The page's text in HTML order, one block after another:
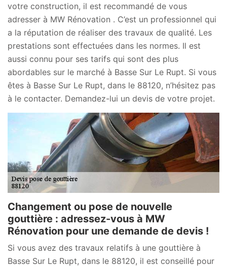
votre construction, il est recommandé de vous
adresser à MW Rénovation . C’est un professionnel qui
a la réputation de réaliser des travaux de qualité. Les
prestations sont effectuées dans les normes. Il est
aussi connu pour ses tarifs qui sont des plus
abordables sur le marché à Basse Sur Le Rupt. Si vous
êtes à Basse Sur Le Rupt, dans le 88120, n’hésitez pas
à le contacter. Demandez-lui un devis de votre projet.
Changement ou pose de nouvelle
gouttière : adressez-vous à MW
Rénovation pour une demande de devis !
Si vous avez des travaux relatifs à une gouttière à
Basse Sur Le Rupt, dans le 88120, il est conseillé pour